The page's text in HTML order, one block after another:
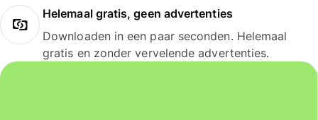
Helemaal gratis, geen advertenties
Downloaden in een paar seconden. Helemaal
gratis en zonder vervelende advertenties.